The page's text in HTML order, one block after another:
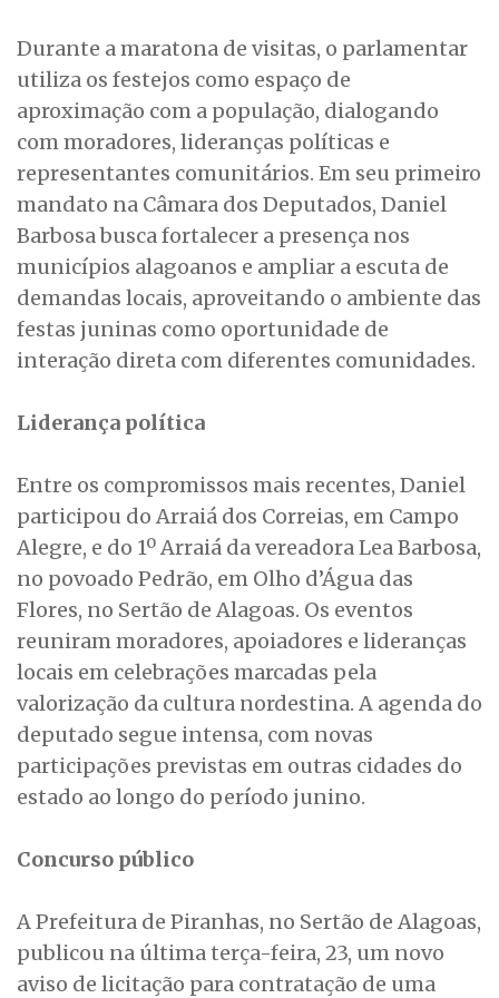
Durante a maratona de visitas, o parlamentar
utiliza os festejos como espaço de
aproximação com a população, dialogando
com moradores, lideranças políticas e
representantes comunitários. Em seu primeiro
mandato na Câmara dos Deputados, Daniel
Barbosa busca fortalecer a presença nos
municípios alagoanos e ampliar a escuta de
demandas locais, aproveitando o ambiente das
festas juninas como oportunidade de
interação direta com diferentes comunidades.
Liderança política
Entre os compromissos mais recentes, Daniel
participou do Arraiá dos Correias, em Campo
Alegre, e do 1º Arraiá da vereadora Lea Barbosa,
no povoado Pedrão, em Olho d’Água das
Flores, no Sertão de Alagoas. Os eventos
reuniram moradores, apoiadores e lideranças
locais em celebrações marcadas pela
valorização da cultura nordestina. A agenda do
deputado segue intensa, com novas
participações previstas em outras cidades do
estado ao longo do período junino.
Concurso público
A Prefeitura de Piranhas, no Sertão de Alagoas,
publicou na última terça-feira, 23, um novo
aviso de licitação para contratação de uma